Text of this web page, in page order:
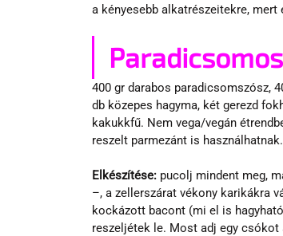
a kényesebb alkatrészeitekre, mert
400 gr darabos paradicsomszósz,
db közepes hagyma, két gerezd
kakukkfű. Nem vega/vegán
reszelt parmezánt is használhatnak.
Elkészítése: pucolj mindent meg,
–, a zellerszárat vékony karikákra
kockázott bacont (mi el is
reszeljétek le. Most adj egy